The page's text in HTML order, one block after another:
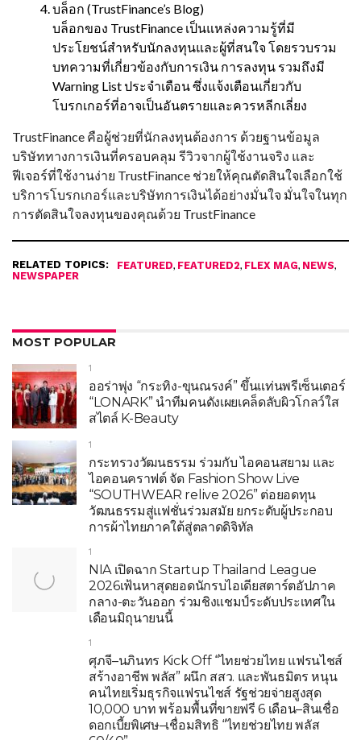
บล็อก (TrustFinance’s Blog)
บล็อกของ TrustFinance เป็นแหล่งความรู้ที่มี
ประโยชน์สำหรับนักลงทุนและผู้ที่สนใจ โดยรวบรวม
บทความที่เกี่ยวข้องกับการเงิน การลงทุน รวมถึงมี
Warning List ประจำเดือน ซึ่งแจ้งเตือนเกี่ยวกับ
โบรกเกอร์ที่อาจเป็นอันตรายและควรหลีกเลี่ยง
TrustFinance คือผู้ช่วยที่นักลงทุนต้องการ ด้วยฐานข้อมูล
บริษัททางการเงินที่ครอบคลุม รีวิวจากผู้ใช้งานจริง และ
ฟีเจอร์ที่ใช้งานง่าย TrustFinance ช่วยให้คุณตัดสินใจเลือกใช้
บริการโบรกเกอร์และบริษัทการเงินได้อย่างมั่นใจ มั่นใจในทุก
การตัดสินใจลงทุนของคุณด้วย TrustFinance
RELATED TOPICS: FEATURED, FEATURED2, FLEX MAG, NEWS,
NEWSPAPER
MOST POPULAR
1
ออร่าพุ่ง “กระทิง-ขุนณรงค์” ขึ้นแท่นพรีเซ็นเตอร์
“LONARK” นำทีมคนดังเผยเคล็ดลับผิวโกลว์ใส
สไตล์ K-Beauty
1
กระทรวงวัฒนธรรม ร่วมกับ ไอคอนสยาม และ
ไอคอนคราฟต์ จัด Fashion Show Live
“SOUTHWEAR relive 2026” ต่อยอดทุน
วัฒนธรรมสู่แฟชั่นร่วมสมัย ยกระดับผู้ประกอบ
การผ้าไทยภาคใต้สู่ตลาดดิจิทัล
1
NIA เปิดฉาก Startup Thailand League
2026เฟ้นหาสุดยอดนักรบไอเดียสตาร์ตอัปภาค
กลาง-ตะวันออก ร่วมชิงแชมป์ระดับประเทศใน
เดือนมิถุนายนนี้
1
ศุภจี–นภินทร Kick Off “ไทยช่วยไทย แฟรนไชส์
สร้างอาชีพ พลัส” ผนึก สสว. และพันธมิตร หนุน
คนไทยเริ่มธุรกิจแฟรนไชส์ รัฐช่วยจ่ายสูงสุด
10,000 บาท พร้อมพื้นที่ขายฟรี 6 เดือน–สินเชื่อ
ดอกเบี้ยพิเศษ–เชื่อมสิทธิ “ไทยช่วยไทย พลัส